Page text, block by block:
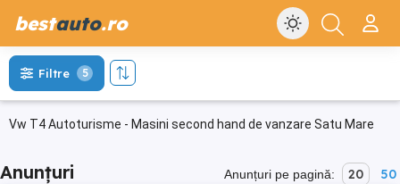
bestauto.ro
Vw T4 Autoturisme - Masini second hand de vanzare Satu Mare
Filtre 5
Anunțuri Anunțuri pe pagină: 20 50